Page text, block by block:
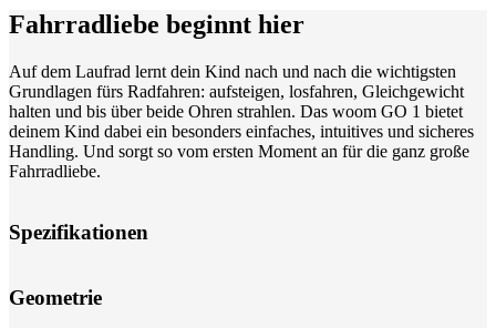
Fahrradliebe beginnt hier
Auf dem Laufrad lernt dein Kind nach und nach die wichtigsten
Grundlagen fürs Radfahren: aufsteigen, losfahren, Gleichgewicht
halten und bis über beide Ohren strahlen. Das woom GO 1 bietet
deinem Kind dabei ein besonders einfaches, intuitives und sicheres
Handling. Und sorgt so vom ersten Moment an für die ganz große
Fahrradliebe.
Spezifikationen
Geometrie